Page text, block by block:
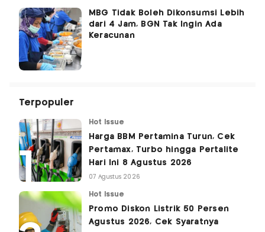
MBG Tidak Boleh Dikonsumsi Lebih
dari 4 Jam, BGN Tak Ingin Ada
Keracunan
Terpopuler
Hot Issue
Harga BBM Pertamina Turun, Cek
Pertamax, Turbo hingga Pertalite
Hari Ini 8 Agustus 2026
07 Agustus 2026
Hot Issue
Promo Diskon Listrik 50 Persen
Agustus 2026, Cek Syaratnya